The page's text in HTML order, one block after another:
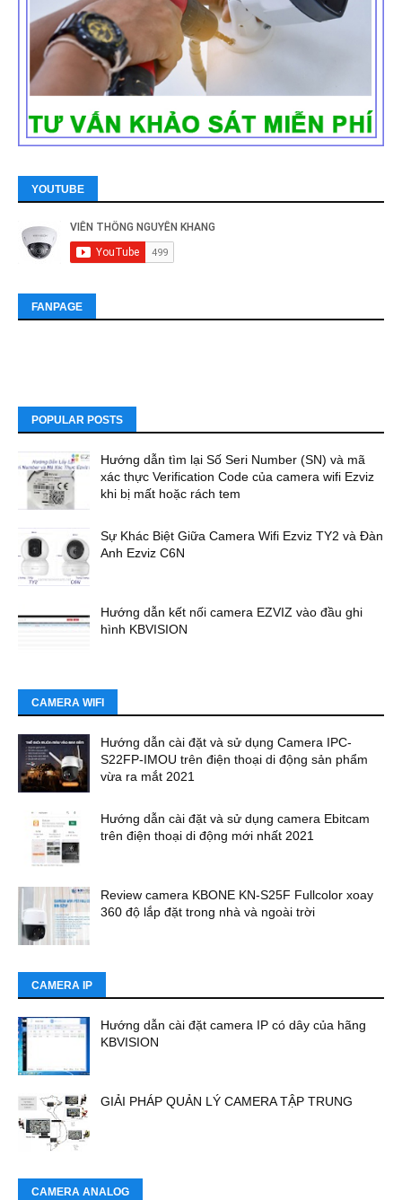
YOUTUBE
FANPAGE
POPULAR POSTS
Hướng dẫn tìm lại Số Seri Number (SN) và mã
xác thực Verification Code của camera wifi Ezviz
khi bị mất hoặc rách tem
Sự Khác Biệt Giữa Camera Wifi Ezviz TY2 và Đàn
Anh Ezviz C6N
Hướng dẫn kết nối camera EZVIZ vào đầu ghi
hình KBVISION
CAMERA WIFI
Hướng dẫn cài đặt và sử dụng Camera IPC-
S22FP-IMOU trên điện thoại di động sản phẩm
vừa ra mắt 2021
Hướng dẫn cài đặt và sử dụng camera Ebitcam
trên điện thoại di động mới nhất 2021
Review camera KBONE KN-S25F Fullcolor xoay
360 độ lắp đặt trong nhà và ngoài trời
CAMERA IP
Hướng dẫn cài đặt camera IP có dây của hãng
KBVISION
GIẢI PHÁP QUẢN LÝ CAMERA TẬP TRUNG
CAMERA ANALOG